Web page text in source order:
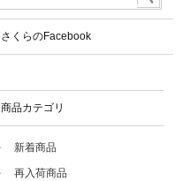
さくらのFacebook
商品カテゴリ
新着商品
再入荷商品